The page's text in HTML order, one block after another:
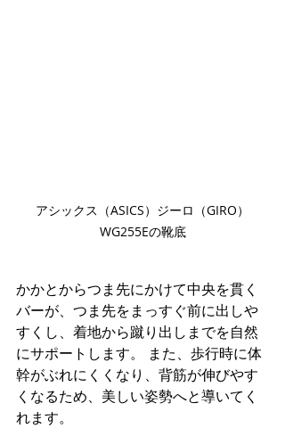
アシックス（ASICS）ジーロ（GIRO）
WG255Eの靴底
かかとからつま先にかけて中央を貫く
バーが、つま先をまっすぐ前に出しや
すくし、着地から蹴り出しまでを自然
にサポートします。 また、歩行時に体
幹がぶれにくくなり、背筋が伸びやす
くなるため、美しい姿勢へと導いてく
れます。